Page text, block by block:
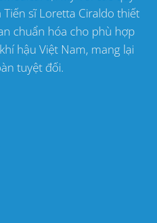
sĩ Loretta Ciraldo thiết
chuẩn hóa cho phù hợp
hậu Việt Nam, mang lại
tuyệt đối.